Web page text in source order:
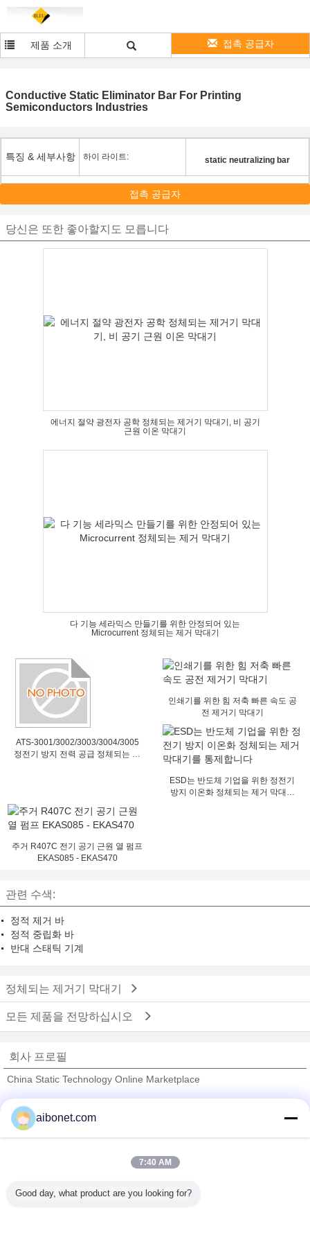
제품 소개 접촉 공급자
Conductive Static Eliminator Bar For Printing
Semiconductors Industries
특징 & 세부사항 하이 라이트: static neutralizing bar
접촉 공급자
당신은 또한 좋아할지도 모릅니다
에너지 절약 광전자 공학 정체되는 제거기 막대기, 비 공기
근원 이온 막대기
다 기능 세라믹스 만들기를 위한 안정되어 있는
Microcurrent 정체되는 제거 막대기
ATS-3001/3002/3003/3004/3005
정전기 방지 전력 공급 정체되는 제
인쇄기를 위한 힘 저축 빠른 속도 공
전 제거기 막대기
ESD는 반도체 기업을 위한 정전기
방지 이온화 정체되는 제거 막대기
주거 R407C 전기 공기 근원 열 펌프
EKAS085 - EKAS470
관련 수색:
정적 제거 바
정적 중립화 바
반대 스태틱 기계
정체되는 제거기 막대기
모든 제품을 전망하십시오
회사 프로필
China Static Technology Online Marketplace
Trust Seal
모든 제품
aibonet.com
7:40 AM
Good day, what product are you looking for?